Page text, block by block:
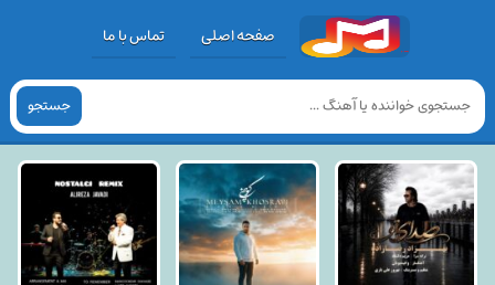
صفحه اصلی تماس با ما
جستجو